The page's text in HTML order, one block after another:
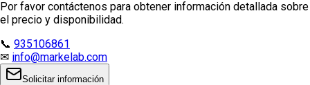
Por favor contáctenos para obtener información detallada sobre
el precio y disponibilidad.
📞 935106861
✉ info@markelab.com
Solicitar información